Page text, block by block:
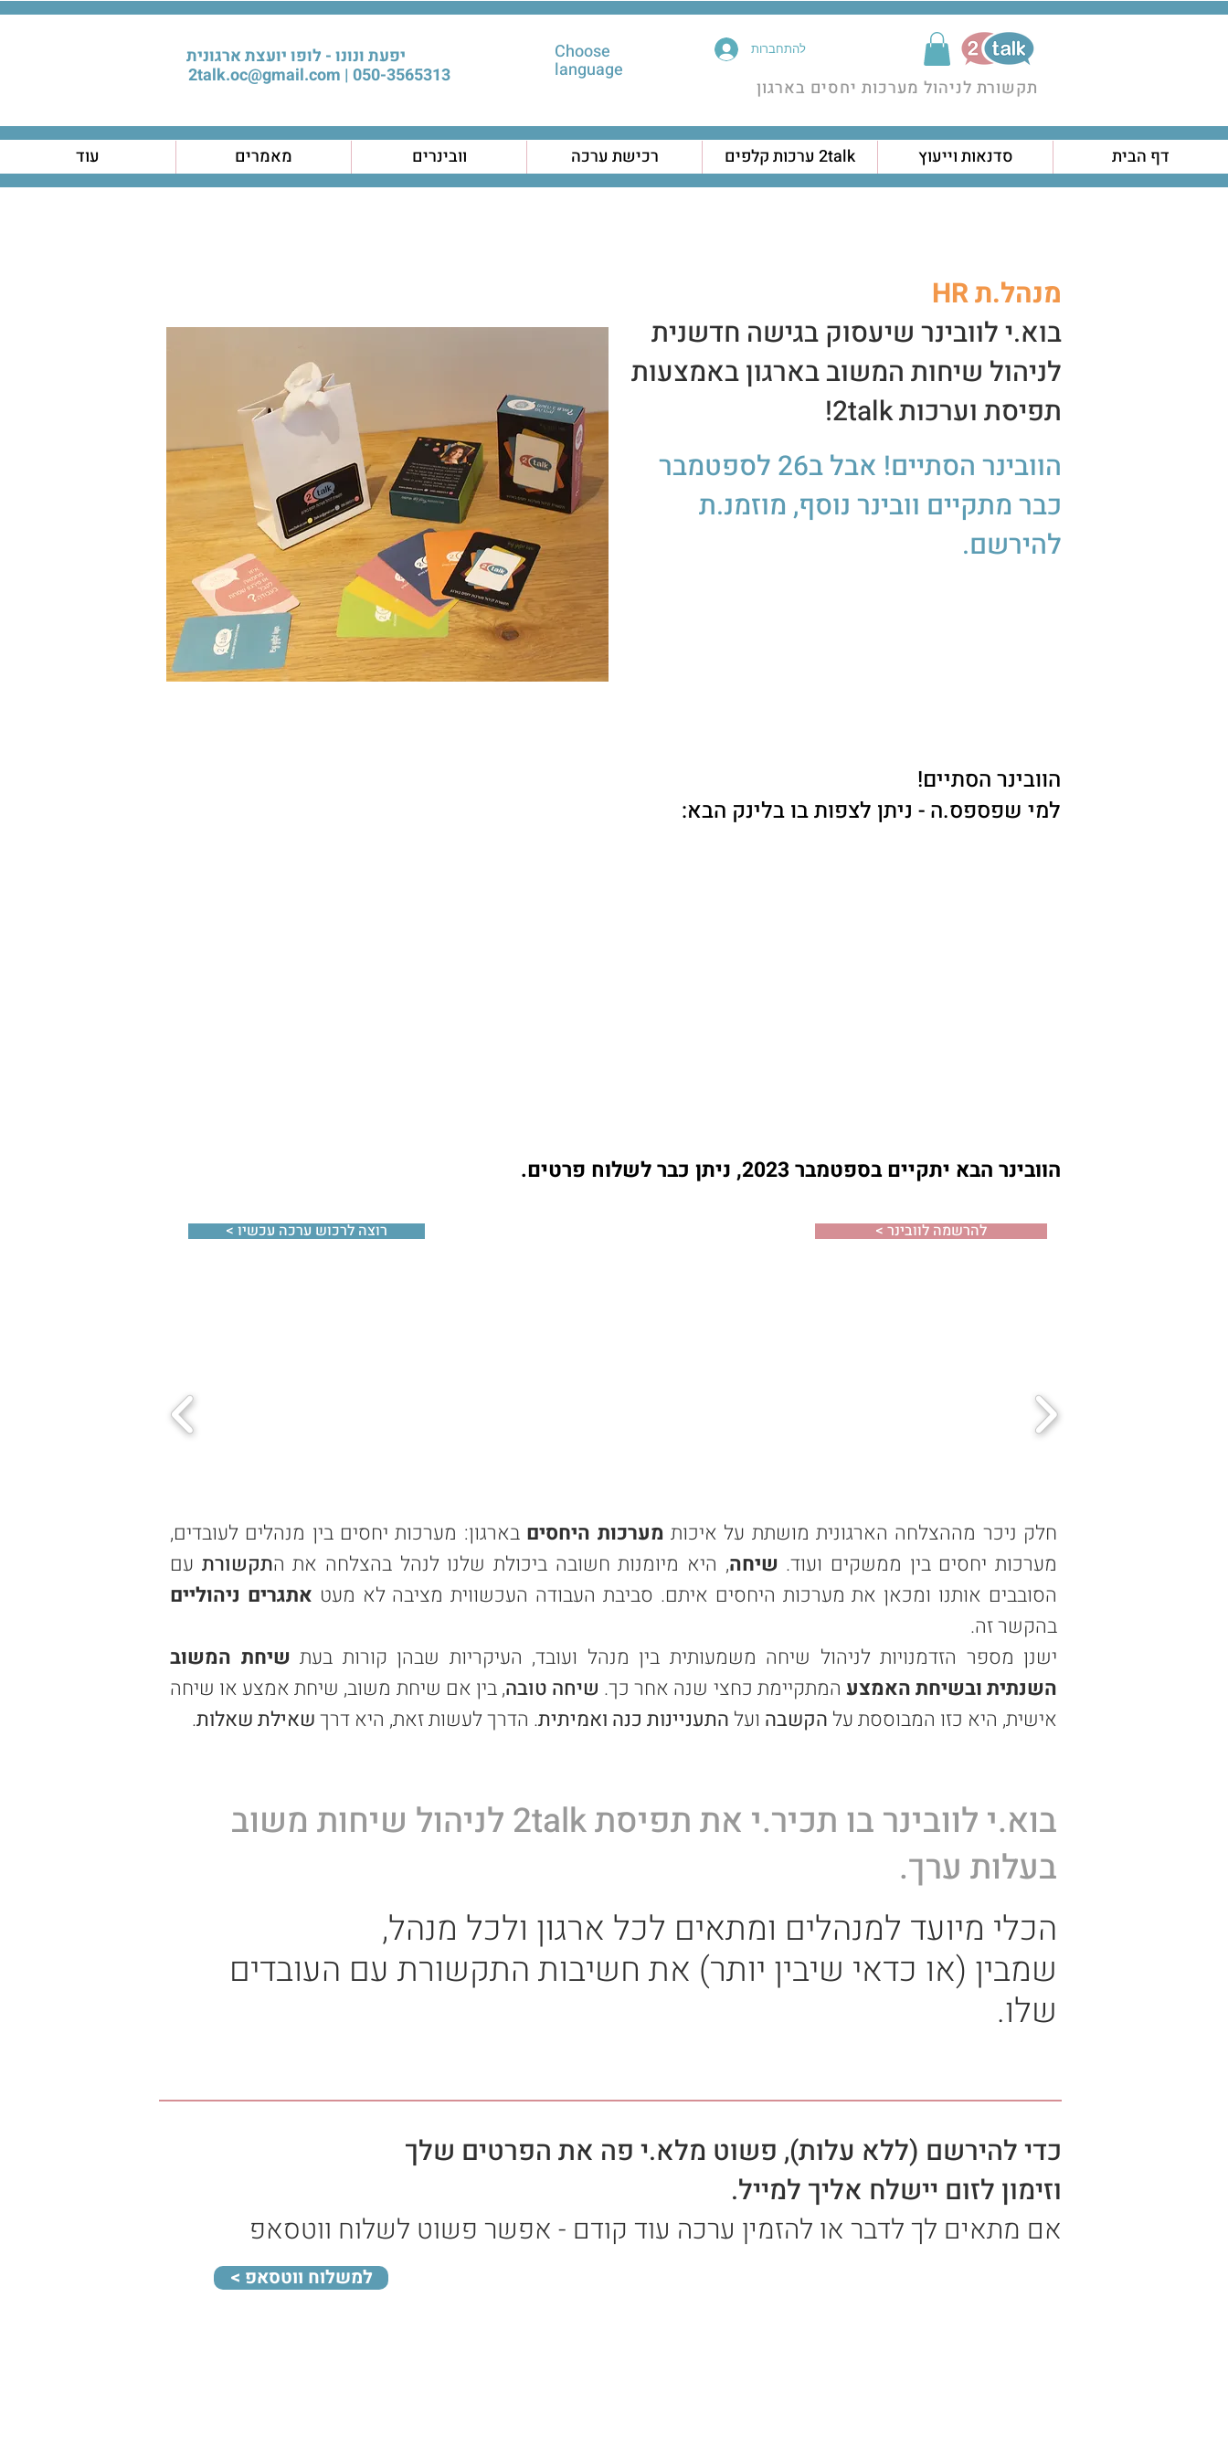
יפעת ונונו - לופו יועצת ארגונית
050-3565313 |
2talk.oc@gmail.com
להתחברות
תקשורת לניהול מערכות יחסים בארגון
דף הבית סדנאות וייעוץ 2talk ערכות קלפים רכישת ערכה וובינרים מאמרים עוד
Choose
language
מנהל.ת HR
בוא.י לוובינר שיעסוק בגישה חדשנית
לניהול שיחות המשוב בארגון באמצעות
תפיסת וערכות 2talk!
הוובינר הסתיים! אבל ב26 לספטמבר
כבר מתקיים וובינר נוסף, מוזמנ.ת
להירשם.
הוובינר הסתיים!
למי שפספס.ה - ניתן לצפות בו בלינק הבא:
הוובינר הבא יתקיים בספטמבר 2023, ניתן כבר ל שלוח פרטים.
< רוצה לרכוש ערכה עכשיו < להרשמה לוובינר
חלק ניכר מההצלחה הארגונית מושתת על איכות מערכות היחסים בארגון: מערכות יחסים בין מנהלים לעובדים,
מערכות יחסים בין ממשקים ועוד. שיחה, היא מיומנות חשובה ביכולת שלנו לנהל בהצלחה את התקשורת עם
הסובבים אותנו ומכאן את מערכות היחסים איתם. סביבת העבודה העכשווית מציבה לא מעט אתגרים ניהוליים
בהקשר זה.
ישנן מספר הזדמנויות לניהול שיחה משמעותית בין מנהל ועובד, העיקריות שבהן קורות בעת שיחת המשוב
השנתית ובשיחת האמצע המתקיימת כחצי שנה אחר כך. שיחה טובה, בין אם שיחת משוב, שיחת אמצע או שיחה
אישית, היא כזו המבוססת על הקשבה ועל התעניינות כנה ואמיתית. הדרך לעשות זאת, היא דרךשאילת שאלות.
בוא.י לוובינר בו תכיר.י את תפיסת 2talk לניהול שיחות
משוב
בעלות ערך.
הכלי מיועד למנהלים ומתאים לכל ארגון ולכל מנהל,
שמבין (או כדאי שיבין יותר) את חשיבות התקשורת עם העובדים
שלו.
כדי להירשם (ללא עלות), פשוט מלא.י פה את הפרטים שלך
וזימון לזום יישלח אליך למייל.
אם מתאים לך לדבר או להזמין ערכה עוד קודם - אפשר פשוט לשלוח ווטסאפ
< למשלוח ווטסאפ